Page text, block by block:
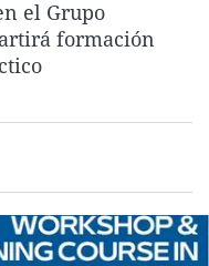
La rosa de los vientos
Gente viajera
Caso
Retornados
Extremadura
Galicia
Virales
Televisión
el Grupo
formación